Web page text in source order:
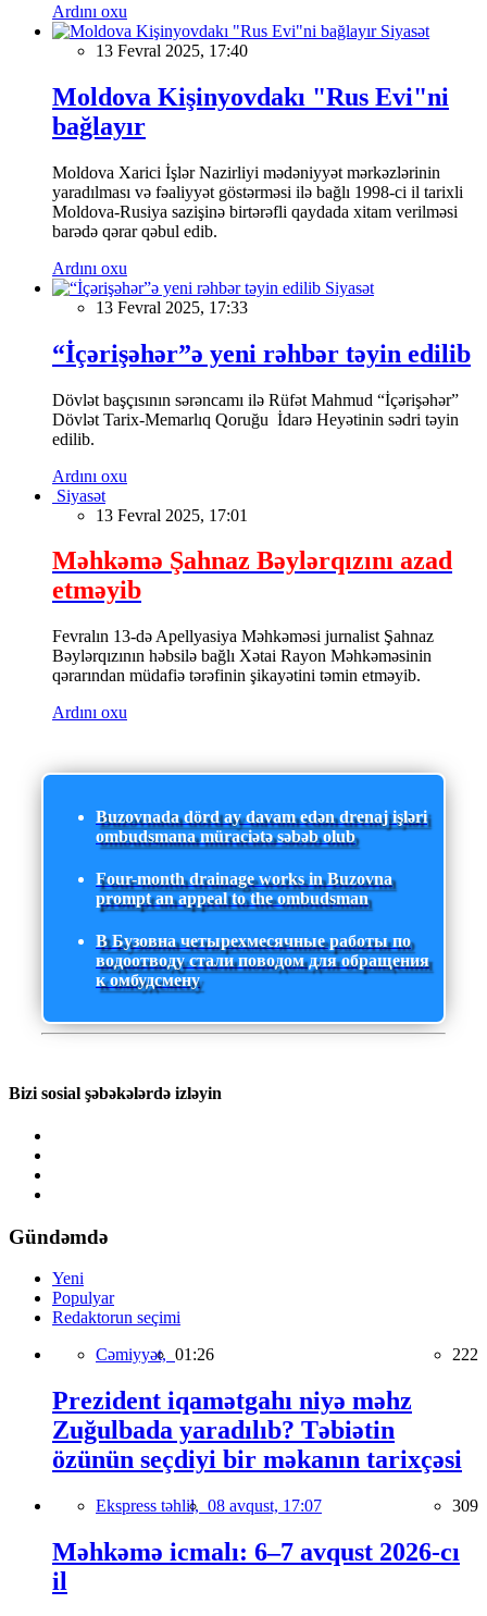
Ardını oxu
Siyasət
13 Fevral 2025, 17:40
Moldova Kişinyovdakı "Rus Evi"ni
bağlayır
Moldova Xarici İşlər Nazirliyi mədəniyyət mərkəzlərinin
yaradılması və fəaliyyət göstərməsi ilə bağlı 1998-ci il tarixli
Moldova-Rusiya sazişinə birtərəfli qaydada xitam verilməsi
barədə qərar qəbul edib.
Ardını oxu
Siyasət
13 Fevral 2025, 17:33
“İçərişəhər”ə yeni rəhbər təyin edilib
Dövlət başçısının sərəncamı ilə Rüfət Mahmud “İçərişəhər”
Dövlət Tarix-Memarlıq Qoruğu İdarə Heyətinin sədri təyin
edilib.
Ardını oxu
Siyasət
13 Fevral 2025, 17:01
Məhkəmə Şahnaz Bəylərqızını azad
etməyib
Fevralın 13-də Apellyasiya Məhkəməsi jurnalist Şahnaz
Bəylərqızının həbsilə bağlı Xətai Rayon Məhkəməsinin
qərarından müdafiə tərəfinin şikayətini təmin etməyib.
Ardını oxu
Buzovnada dörd ay davam edən drenaj işləri
ombudsmana müraciətə səbəb olub
Four-month drainage works in Buzovna
prompt an appeal to the ombudsman
В Бузовна четырехмесячные работы по
водоотводу стали поводом для обращения
к омбудсмену
Bizi sosial şəbəkələrdə izləyin
Gündəmdə
Yeni
Populyar
Redaktorun seçimi
Cəmiyyət, 01:26 222
Prezident iqamətgahı niyə məhz
Zuğulbada yaradılıb? Təbiətin
özünün seçdiyi bir məkanın tarixçəsi
Ekspress təhlil, 08 avqust, 17:07 309
Məhkəmə icmalı: 6–7 avqust 2026-cı
il